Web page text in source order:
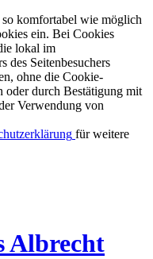
komfortabel wie möglich
ein. Bei Cookies
lokal im
des Seitenbesuchers
ohne die Cookie-
oder durch Bestätigung mit
Verwendung von
für weitere
Albrecht